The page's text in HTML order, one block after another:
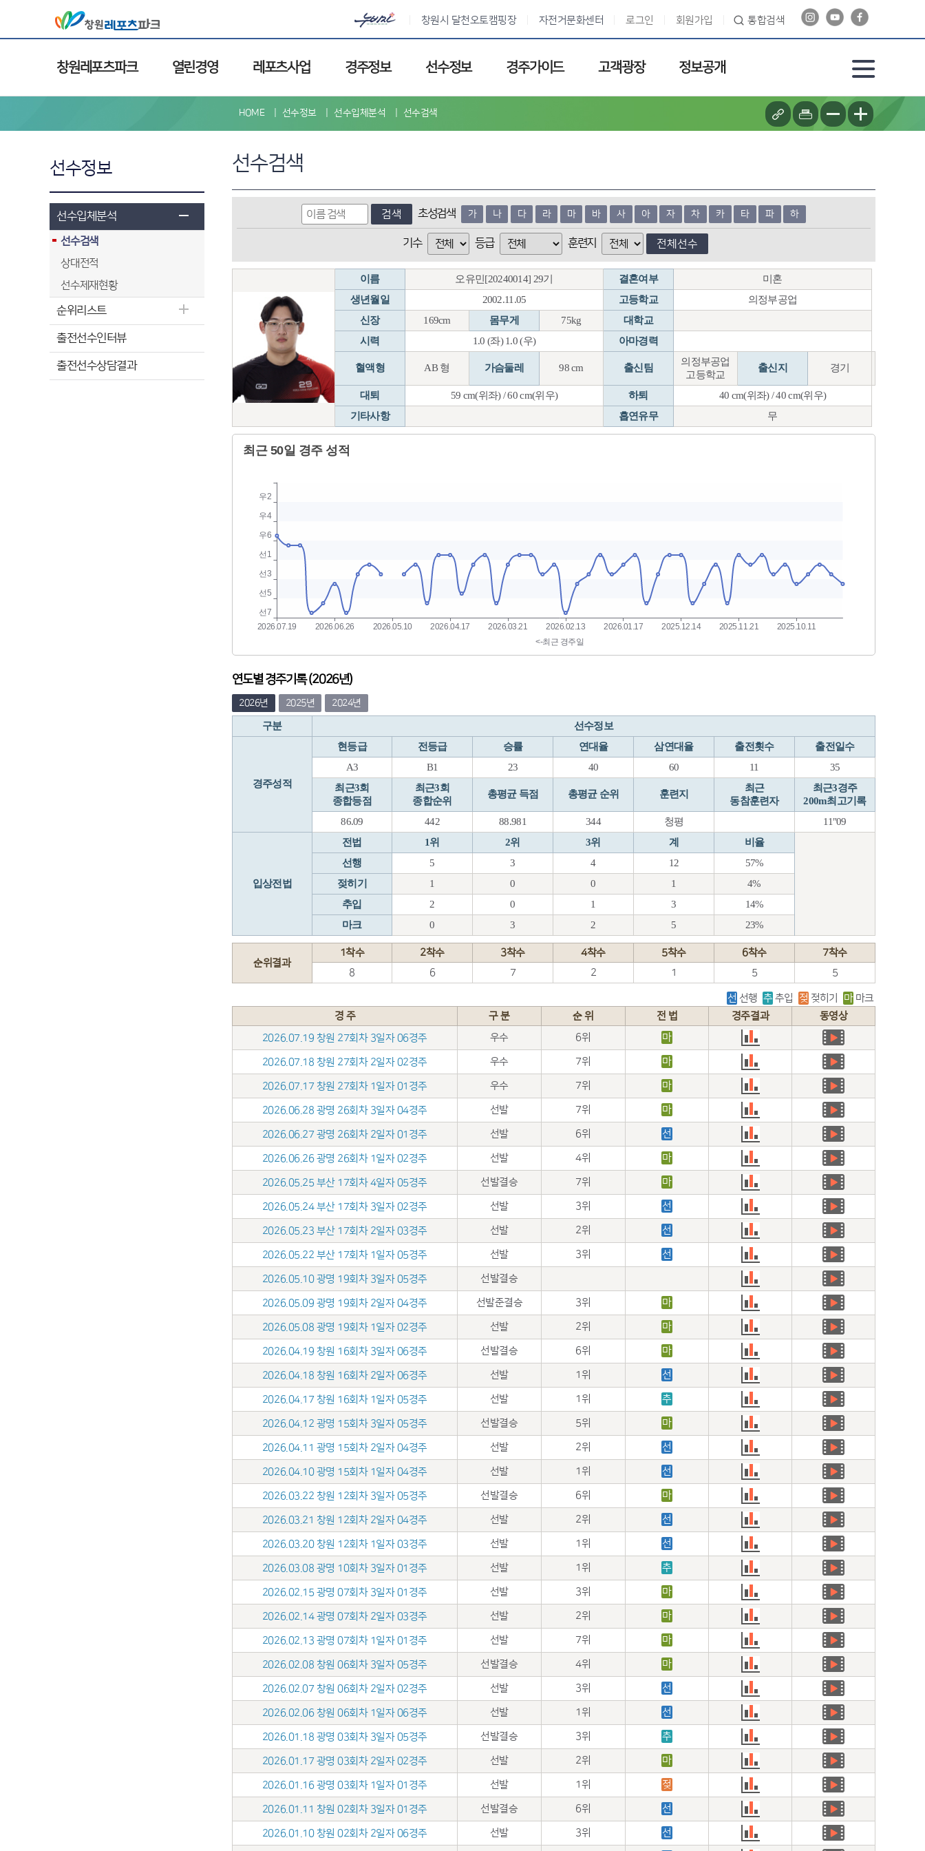
창원시 달천오토캠핑장 자전거문화센터 로그인 회원가입 통합검색
창원레포츠파크 열린경영 레포츠사업 경주정보 선수정보 경주가이드 고객광장 정보공개
선수정보
선수입체분석
선수검색
상대전적
선수제재현황
순위리스트
출전선수인터뷰
출전선수상담결과
HOME 선수정보 선수입체분석 선수검색
선수검색
검색 초성검색 가 나 다 라 마 바 사 아 자 차 카 타 파 하
기수 등급 훈련지 전체선수
이름 오유민[20240014] 29기 결혼여부
미혼
생년월일
2002.11.05 고등학교
의정부공업
신장
169cm 몸무게 75kg
대학교
시력
1.0 (좌) 1.0 (우) 아마경력
혈액형 AB 형 가슴둘레 98 cm 출신팀
의정부공업
고등학교
출신지 경기
대퇴 59 cm(위좌) / 60 cm(위우) 하퇴
40 cm(위좌) / 40 cm(위우)
기타사항
흡연유무 무
연도별 경주기록 (2026년)
2026년 2025년 2024년
구분 선수정보
경주성적
현등급 전등급 승률 연대율 삼연대율 출전횟수
출전일수
A3
B1 23 40 60 11
35
최근3회
종합등점
최근3회
종합순위
총평균 득점 총평균 순위 훈련지
최근
동참훈련자
최근3경주
200m최고기록
86.09
442 88.981 344 청평 11"09
입상전법
전법 1위 2위 3위 계
비율
선행
5 3 4 12
57%
젖히기
1 0 0 1
4%
추입
2 0 1 3
14%
마크
0 3 2 5 23%
순위결과
1착수 2착수 3착수 4착수 5착수 6착수
7착수
8
6 7 2 1 5 5
선 선행 추 추입 젖 젖히기 마 마크
경 주
구 분 순 위 전 법 경주결과
동영상
2026.07.19 창원 27회차 3일자 06경주
우수 6위 마
2026.07.18 창원 27회차 2일자 02경주 우수 7위 마
2026.07.17 창원 27회차 1일자 01경주 우수 7위 마
2026.06.28 광명 26회차 3일자 04경주 선발 7위 마
2026.06.27 광명 26회차 2일자 01경주 선발 6위 선
2026.06.26 광명 26회차 1일자 02경주 선발 4위 마
2026.05.25 부산 17회차 4일자 05경주 선발결승 7위 마
2026.05.24 부산 17회차 3일자 02경주 선발 3위 선
2026.05.23 부산 17회차 2일자 03경주 선발 2위 선
2026.05.22 부산 17회차 1일자 05경주 선발 3위 선
2026.05.10 광명 19회차 3일자 05경주 선발결승
2026.05.09 광명 19회차 2일자 04경주 선발준결승 3위 마
2026.05.08 광명 19회차 1일자 02경주 선발 2위 마
2026.04.19 창원 16회차 3일자 06경주 선발결승 6위 마
2026.04.18 창원 16회차 2일자 06경주 선발 1위 선
2026.04.17 창원 16회차 1일자 05경주 선발 1위 추
2026.04.12 광명 15회차 3일자 05경주 선발결승 5위 마
2026.04.11 광명 15회차 2일자 04경주 선발 2위 선
2026.04.10 광명 15회차 1일자 04경주 선발 1위 선
2026.03.22 창원 12회차 3일자 05경주 선발결승 6위 마
2026.03.21 창원 12회차 2일자 04경주 선발 2위 선
2026.03.20 창원 12회차 1일자 03경주 선발 1위 선
2026.03.08 광명 10회차 3일자 01경주 선발 1위 추
2026.02.15 광명 07회차 3일자 01경주 선발 3위 마
2026.02.14 광명 07회차 2일자 03경주 선발 2위 마
2026.02.13 광명 07회차 1일자 01경주 선발 7위 마
2026.02.08 창원 06회차 3일자 05경주 선발결승 4위 마
2026.02.07 창원 06회차 2일자 02경주 선발 3위 선
2026.02.06 창원 06회차 1일자 06경주 선발 1위 선
2026.01.18 광명 03회차 3일자 05경주 선발결승 3위 추
2026.01.17 광명 03회차 2일자 02경주 선발 2위 마
2026.01.16 광명 03회차 1일자 01경주 선발 1위 젖
2026.01.11 창원 02회차 3일자 01경주 선발결승 6위 선
2026.01.10 창원 02회차 2일자 06경주 선발 3위 선